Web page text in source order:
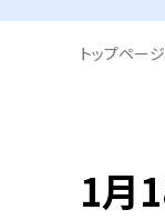
トップページ
1月